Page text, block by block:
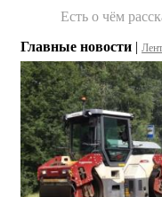
Есть о чём
Главные новости |